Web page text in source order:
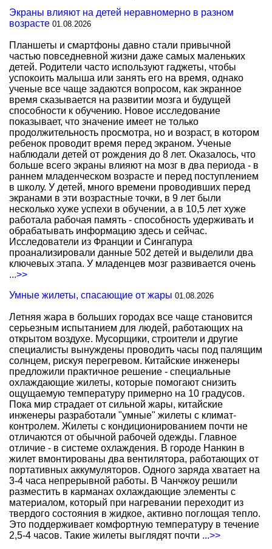
Экраны влияют на детей неравномерно в разном
возрасте 01.08.2026
Планшеты и смартфоны давно стали привычной
частью повседневной жизни даже самых маленьких
детей. Родители часто используют гаджеты, чтобы
успокоить малыша или занять его на время, однако
ученые все чаще задаются вопросом, как экранное
время сказывается на развитии мозга и будущей
способности к обучению. Новое исследование
показывает, что значение имеет не только
продолжительность просмотра, но и возраст, в котором
ребенок проводит время перед экраном. Ученые
наблюдали детей от рождения до 8 лет. Оказалось, что
больше всего экраны влияют на мозг в два периода - в
раннем младенческом возрасте и перед поступлением
в школу. У детей, много времени проводивших перед
экранами в эти возрастные точки, в 9 лет были
несколько хуже успехи в обучении, а в 10,5 лет хуже
работала рабочая память - способность удерживать и
обрабатывать информацию здесь и сейчас.
Исследователи из Франции и Сингапура
проанализировали данные 502 детей и выделили два
ключевых этапа. У младенцев мозг развивается очень
...>>
Умные жилеты, спасающие от жары 01.08.2026
Летняя жара в больших городах все чаще становится
серьезным испытанием для людей, работающих на
открытом воздухе. Мусорщики, строители и другие
специалисты вынуждены проводить часы под палящим
солнцем, рискуя перегревом. Китайские инженеры
предложили практичное решение - специальные
охлаждающие жилеты, которые помогают снизить
ощущаемую температуру примерно на 10 градусов.
Пока мир страдает от сильной жары, китайские
инженеры разработали "умные" жилеты с климат-
контролем. Жилеты с кондиционированием почти не
отличаются от обычной рабочей одежды. Главное
отличие - в системе охлаждения. В городе Нанкин в
жилет вмонтированы два вентилятора, работающих от
портативных аккумуляторов. Одного заряда хватает на
3-4 часа непрерывной работы. В Чанчжоу решили
разместить в карманах охлаждающие элементы с
материалом, который при нагревании переходит из
твердого состояния в жидкое, активно поглощая тепло.
Это поддерживает комфортную температуру в течение
2,5-4 часов. Такие жилеты выглядят почти ...>>